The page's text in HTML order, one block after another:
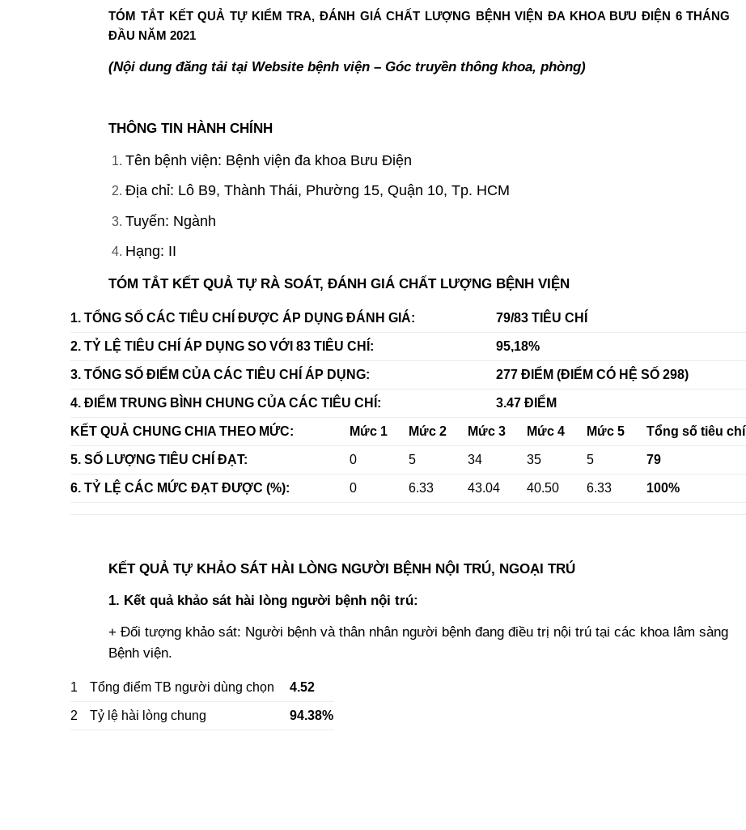
TÓM TẮT KẾT QUẢ TỰ KIỂM TRA, ĐÁNH GIÁ CHẤT LƯỢNG BỆNH VIỆN ĐA KHOA BƯU ĐIỆN 6 THÁNG
ĐẦU NĂM 2021
(Nội dung đăng tải tại Website bệnh viện – Góc truyền thông khoa, phòng)
THÔNG TIN HÀNH CHÍNH
Tên bệnh viện: Bệnh viện đa khoa Bưu Điện
Địa chỉ: Lô B9, Thành Thái, Phường 15, Quận 10, Tp. HCM
Tuyến: Ngành
Hạng: II
TÓM TẮT KẾT QUẢ TỰ RÀ SOÁT, ĐÁNH GIÁ CHẤT LƯỢNG BỆNH VIỆN
1. TỔNG SỐ CÁC TIÊU CHÍ ĐƯỢC ÁP DỤNG ĐÁNH GIÁ: 79/83 TIÊU CHÍ
2. TỶ LỆ TIÊU CHÍ ÁP DỤNG SO VỚI 83 TIÊU CHÍ: 95,18%
3. TỔNG SỐ ĐIỂM CỦA CÁC TIÊU CHÍ ÁP DỤNG: 277 ĐIỂM (ĐIỂM CÓ HỆ SỐ 298)
4. ĐIỂM TRUNG BÌNH CHUNG CỦA CÁC TIÊU CHÍ: 3.47 ĐIỂM
KẾT QUẢ CHUNG CHIA THEO MỨC: Mức 1 Mức 2 Mức 3 Mức 4 Mức 5 Tổng số tiêu chí
5. SỐ LƯỢNG TIÊU CHÍ ĐẠT: 0 5 34 35 5 79
6. TỶ LỆ CÁC MỨC ĐẠT ĐƯỢC (%): 0 6.33 43.04 40.50 6.33 100%
KẾT QUẢ TỰ KHẢO SÁT HÀI LÒNG NGƯỜI BỆNH NỘI TRÚ, NGOẠI TRÚ
1. Kết quả khảo sát hài lòng người bệnh nội trú:
+ Đối tượng khảo sát: Người bệnh và thân nhân người bệnh đang điều trị nội trú tại các khoa lâm sàng
Bệnh viện.
1 Tổng điểm TB người dùng chọn 4.52
2 Tỷ lệ hài lòng chung 94.38%